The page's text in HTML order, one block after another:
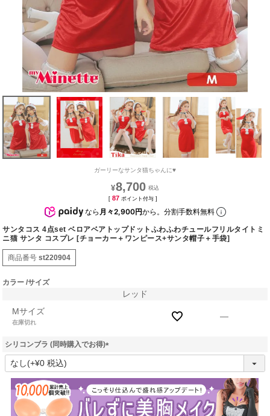
ガーリーなサンタ猫ちゃんに♥
¥8,700
[ 87 ポイント付与 ]
なら 月々2,900円から。分割手数料無料
サンタコス 4点set ベロアベアトップドットふわふわチュールフリルタイトミ
ニ猫 サンタ コスプレ [チョーカー＋ワンピース+サンタ帽子＋手袋]
商品番号 st220904
カラー サイズ
レッド
Mサイズ
在庫切れ
—
シリコンブラ (同時購入でお得)
(
須
)